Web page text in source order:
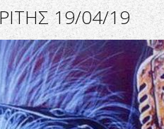
19/04/19